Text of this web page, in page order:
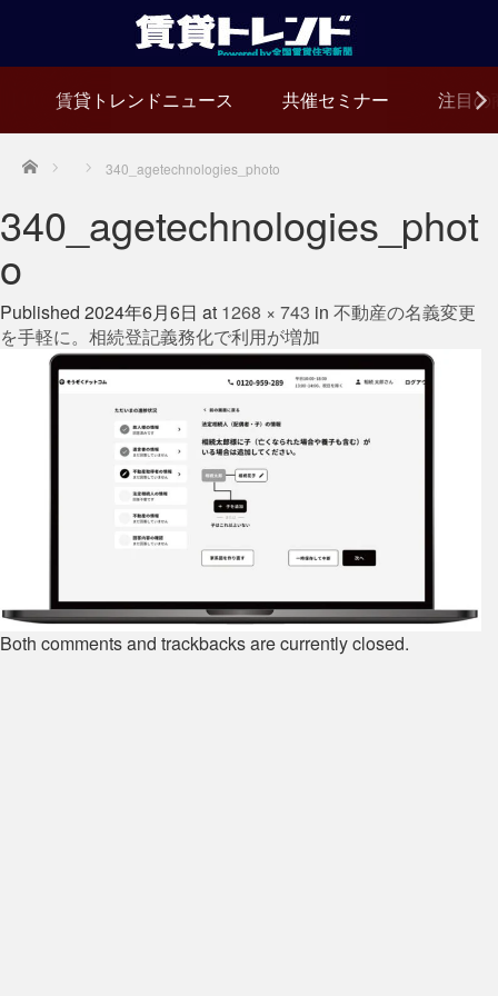
賃貸トレンドニュース 共催セミナー 注目の
Home 340_agetechnologies_photo
340_agetechnologies_phot
o
Published 2024年6月6日 at 1268 × 743 in 不動産の名義変更
を手軽に。相続登記義務化で利用が増加
Both comments and trackbacks are currently closed.